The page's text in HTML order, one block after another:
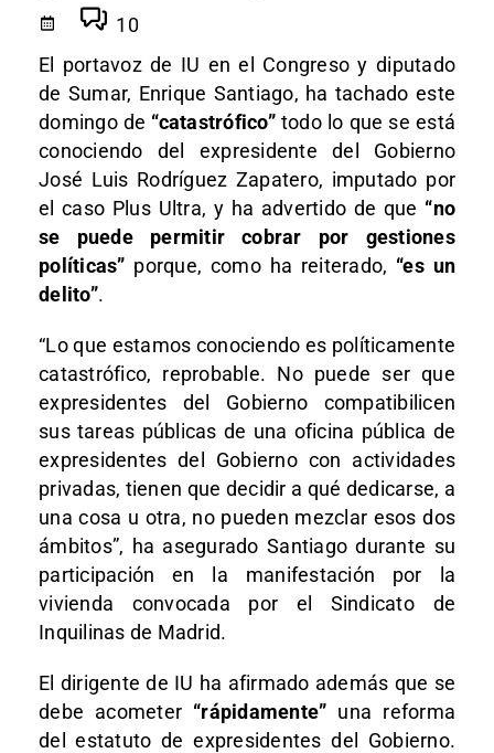
10
El portavoz de IU en el Congreso y diputado
de Sumar, Enrique Santiago, ha tachado este
domingo de “catastrófico”todo lo que se está
conociendo del expresidente del Gobierno
José Luis Rodríguez Zapatero, imputado por
el caso Plus Ultra, y ha advertido de que “no
se puede permitir cobrar por gestiones
políticas” porque, como ha reiterado, “es un
delito”.
“Lo que estamos conociendo es políticamente
catastrófico, reprobable. No puede ser que
expresidentes del Gobierno compatibilicen
sus tareas públicas de una oficina pública de
expresidentes del Gobierno con actividades
privadas, tienen que decidir a qué dedicarse, a
una cosa u otra, no pueden mezclar esos dos
ámbitos”, ha asegurado Santiago durante su
participación en la manifestación por la
vivienda convocada por el Sindicato de
Inquilinas de Madrid.
El dirigente de IU ha afirmado además que se
debe acometer “rápidamente” una reforma
del estatuto de expresidentes del Gobierno.